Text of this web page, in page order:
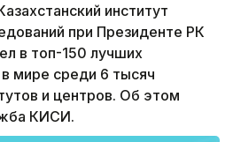
институт
при Президенте РК
в топ-150 лучших
мире среди 6 тысяч
и центров. Об этом
КИСИ.